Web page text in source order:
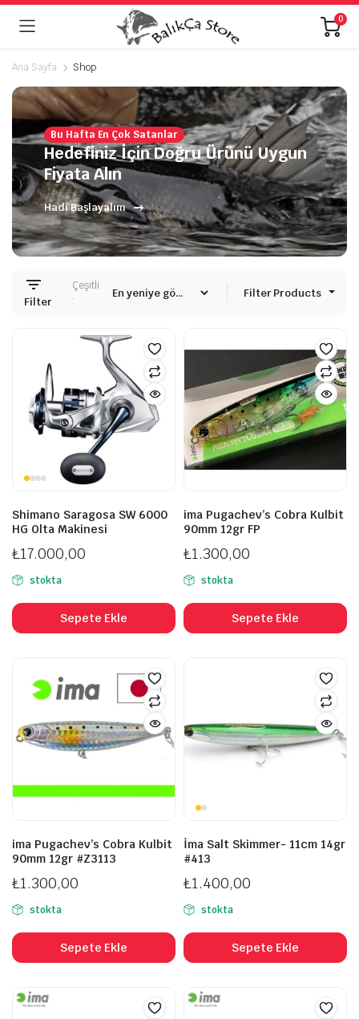
0
Ana Sayfa Shop
Bu Hafta En Çok Satanlar
Hedefiniz İçin Doğru Ürünü Uygun
Fiyata Alın
Hadi Başlayalım
Filter
Çeşitli
:
Filter Products
Shimano Saragosa SW 6000
HG Olta Makinesi
₺17.000,00
stokta
Sepete Ekle
ima Pugachev’s Cobra Kulbit
90mm 12gr FP
₺1.300,00
stokta
Sepete Ekle
ima Pugachev’s Cobra Kulbit
90mm 12gr #Z3113
₺1.300,00
stokta
Sepete Ekle
İma Salt Skimmer- 11cm 14gr
#413
₺1.400,00
stokta
Sepete Ekle